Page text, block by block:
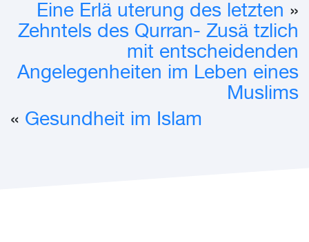
«
Eine Erlä uterung des letzten
Zehntels des Qurran- Zusä tzlich
mit entscheidenden
Angelegenheiten im Leben eines
Muslims
Gesundheit im Islam
»